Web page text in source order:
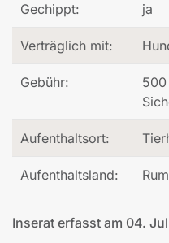
Gechippt: ja
Verträglich mit:
Gebühr:
Aufenthaltsort:
Aufenthaltsland:
Inserat erfasst am 04.